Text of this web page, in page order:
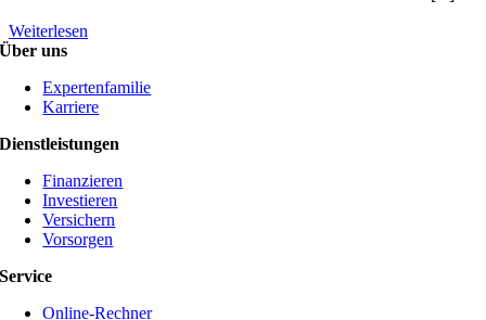
Weiterlesen
Über uns
Expertenfamilie
Karriere
Dienstleistungen
Finanzieren
Investieren
Versichern
Vorsorgen
Service
Online-Rechner